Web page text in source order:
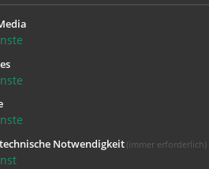
Notwendigkeit (immer erforderlich)